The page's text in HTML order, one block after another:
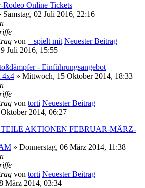
Online Tickets
Samstag, 02 Juli 2016, 22:16
von _ spielt mit Neuester Beitrag
Juli 2016, 15:55
- Einführungsangebot
4x4 » Mittwoch, 15 Oktober 2014, 18:33
von torti Neuester Beitrag
2014, 06:27
AKTIONEN FEBRUAR-MÄRZ-
» Donnerstag, 06 März 2014, 11:38
von torti Neuester Beitrag
März 2014, 03:34